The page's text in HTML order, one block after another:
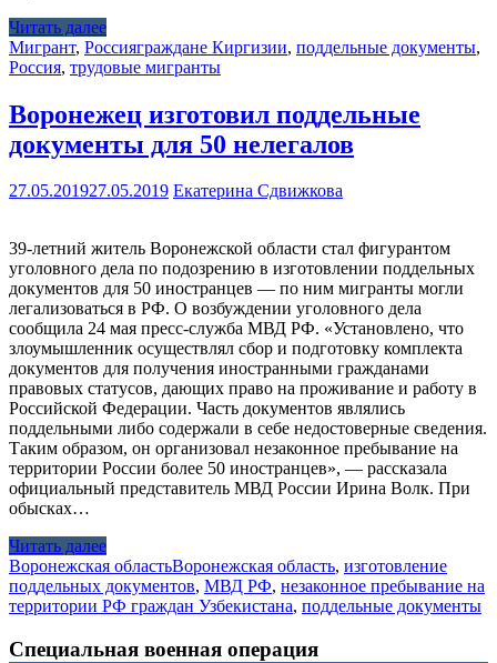
Читать далее
Мигрант, Россияграждане Киргизии, поддельные документы,
Россия, трудовые мигранты
Воронежец изготовил поддельные
документы для 50 нелегалов
27.05.201927.05.2019 Екатерина Сдвижкова
39-летний житель Воронежской области стал фигурантом
уголовного дела по подозрению в изготовлении поддельных
документов для 50 иностранцев — по ним мигранты могли
легализоваться в РФ. О возбуждении уголовного дела
сообщила 24 мая пресс-служба МВД РФ. «Установлено, что
злоумышленник осуществлял сбор и подготовку комплекта
документов для получения иностранными гражданами
правовых статусов, дающих право на проживание и работу в
Российской Федерации. Часть документов являлись
поддельными либо содержали в себе недостоверные сведения.
Таким образом, он организовал незаконное пребывание на
территории России более 50 иностранцев», — рассказала
официальный представитель МВД России Ирина Волк. При
обысках…
Читать далее
Воронежская областьВоронежская область, изготовление
поддельных документов, МВД РФ, незаконное пребывание на
территории РФ граждан Узбекистана, поддельные документы
Специальная военная операция